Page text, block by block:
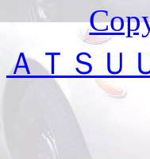
ＡＴＳＵ